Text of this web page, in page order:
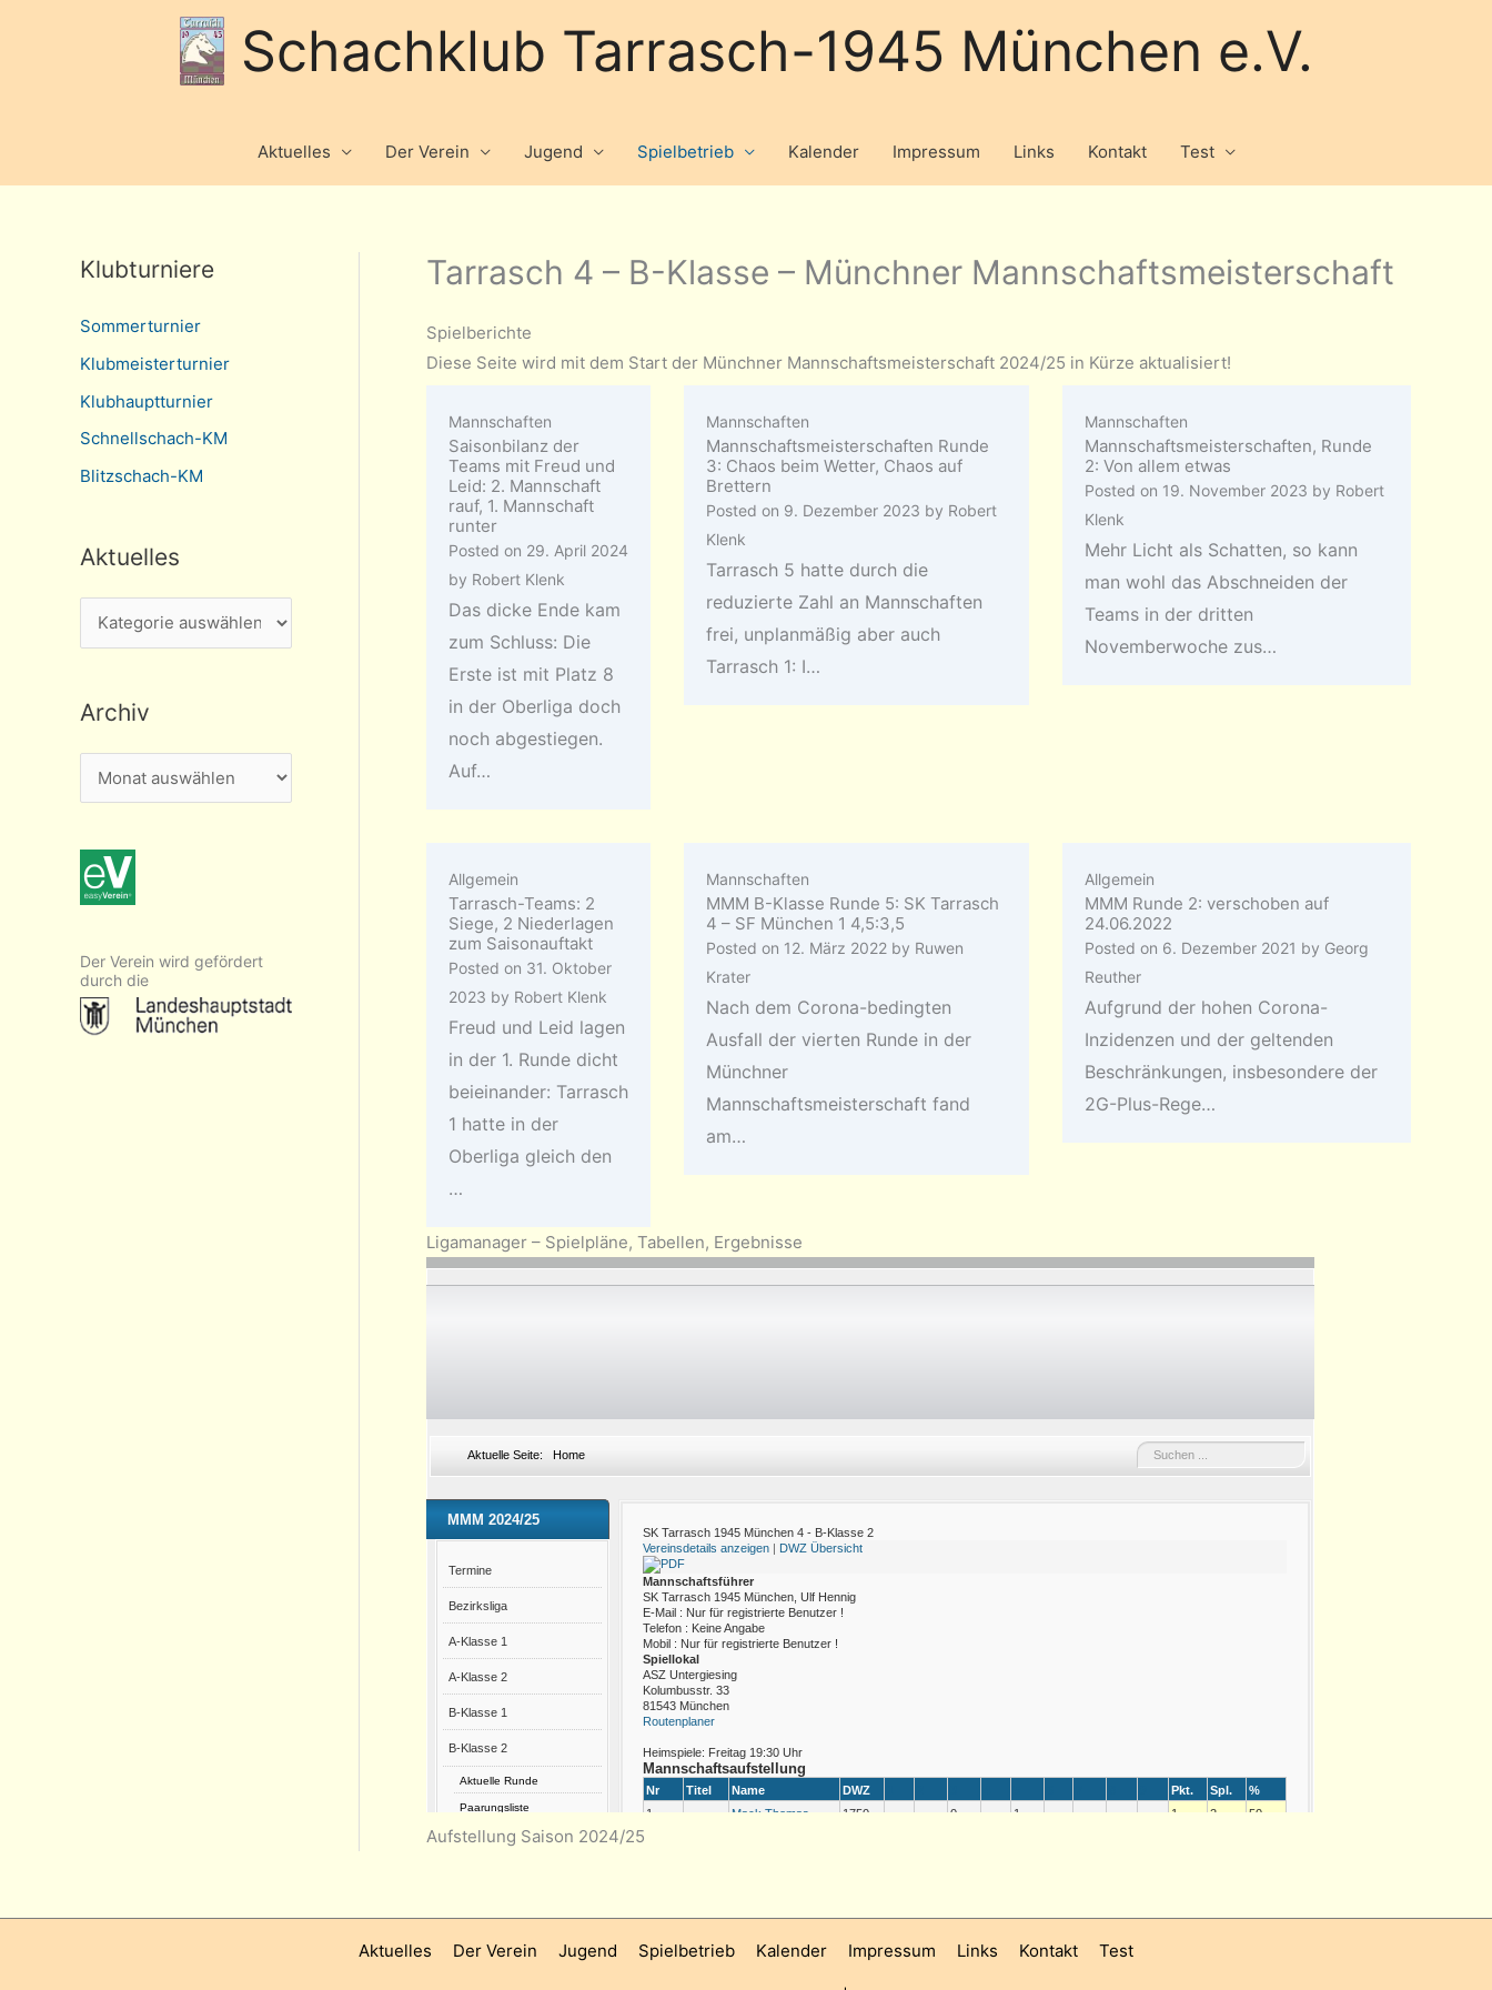
Schachklub Tarrasch-1945 München e.V.
Aktuelles Der Verein Jugend Spielbetrieb Kalender Impressum Links Kontakt Test
Klubturniere
Sommerturnier
Klubmeisterturnier
Klubhauptturnier
Schnellschach-KM
Blitzschach-KM
Aktuelles
k
u
e
s
Archiv
r
h
i
Der Verein wird gefördert
durch die
Tarrasch 4 – B-Klasse – Münchner Mannschaftsmeisterschaft
Spielberichte
Diese Seite wird mit dem Start der Münchner Mannschaftsmeisterschaft 2024/25 in Kürze aktualisiert!
Mannschaften
Saisonbilanz der
Teams mit Freud und
Leid: 2. Mannschaft
rauf, 1. Mannschaft
runter
Posted on 29. April 2024
by Robert Klenk
Das dicke Ende kam
zum Schluss: Die
Erste ist mit Platz 8
in der Oberliga doch
noch abgestiegen.
Auf…
Mannschaften
Mannschaftsmeisterschaften Runde
3: Chaos beim Wetter, Chaos auf
Brettern
Posted on 9. Dezember 2023 by Robert
Klenk
Tarrasch 5 hatte durch die
reduzierte Zahl an Mannschaften
frei, unplanmäßig aber auch
Tarrasch 1: I…
Mannschaften
Mannschaftsmeisterschaften, Runde
2: Von allem etwas
Posted on 19. November 2023 by Robert
Klenk
Mehr Licht als Schatten, so kann
man wohl das Abschneiden der
Teams in der dritten
Novemberwoche zus…
Allgemein
Tarrasch-Teams: 2
Siege, 2 Niederlagen
zum Saisonauftakt
Posted on 31. Oktober
2023 by Robert Klenk
Freud und Leid lagen
in der 1. Runde dicht
beieinander: Tarrasch
1 hatte in der
Oberliga gleich den
…
Mannschaften
MMM B-Klasse Runde 5: SK Tarrasch
4 – SF München 1 4,5:3,5
Posted on 12. März 2022 by Ruwen
Krater
Nach dem Corona-bedingten
Ausfall der vierten Runde in der
Münchner
Mannschaftsmeisterschaft fand
am…
Allgemein
MMM Runde 2: verschoben auf
24.06.2022
Posted on 6. Dezember 2021 by Georg
Reuther
Aufgrund der hohen Corona-
Inzidenzen und der geltenden
Beschränkungen, insbesondere der
2G-Plus-Rege…
Ligamanager – Spielpläne, Tabellen, Ergebnisse
Aufstellung Saison 2024/25
Aktuelles Der Verein Jugend Spielbetrieb Kalender Impressum Links Kontakt Test